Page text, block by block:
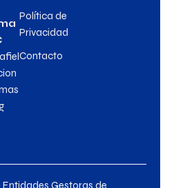
Política de
Privacidad
Contacto
Entidades Gestoras de